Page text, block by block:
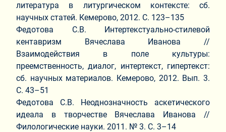
литература в литургическом контексте: сб.
научных статей. Кемерово, 2012. С. 123–135
Федотова С.В. Интертекстуально-стилевой
кентавризм Вячеслава Иванова //
Взаимодействия в поле культуры:
преемственность, диалог, интертекст, гипертекст:
сб. научных материалов. Кемерово, 2012. Вып. 3.
С. 43–51
Федотова С.В. Неоднозначность аскетического
идеала в творчестве Вячеслава Иванова //
Филологические науки. 2011. № 3. С. 3–14